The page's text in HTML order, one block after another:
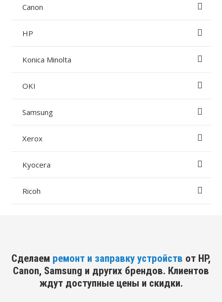
Canon
HP
Konica Minolta
OKI
Samsung
Xerox
Kyocera
Ricoh
Сделаем ремонт и заправку устройств от HP,
Canon, Samsung и других брендов. Клиентов
ждут доступные цены и скидки.